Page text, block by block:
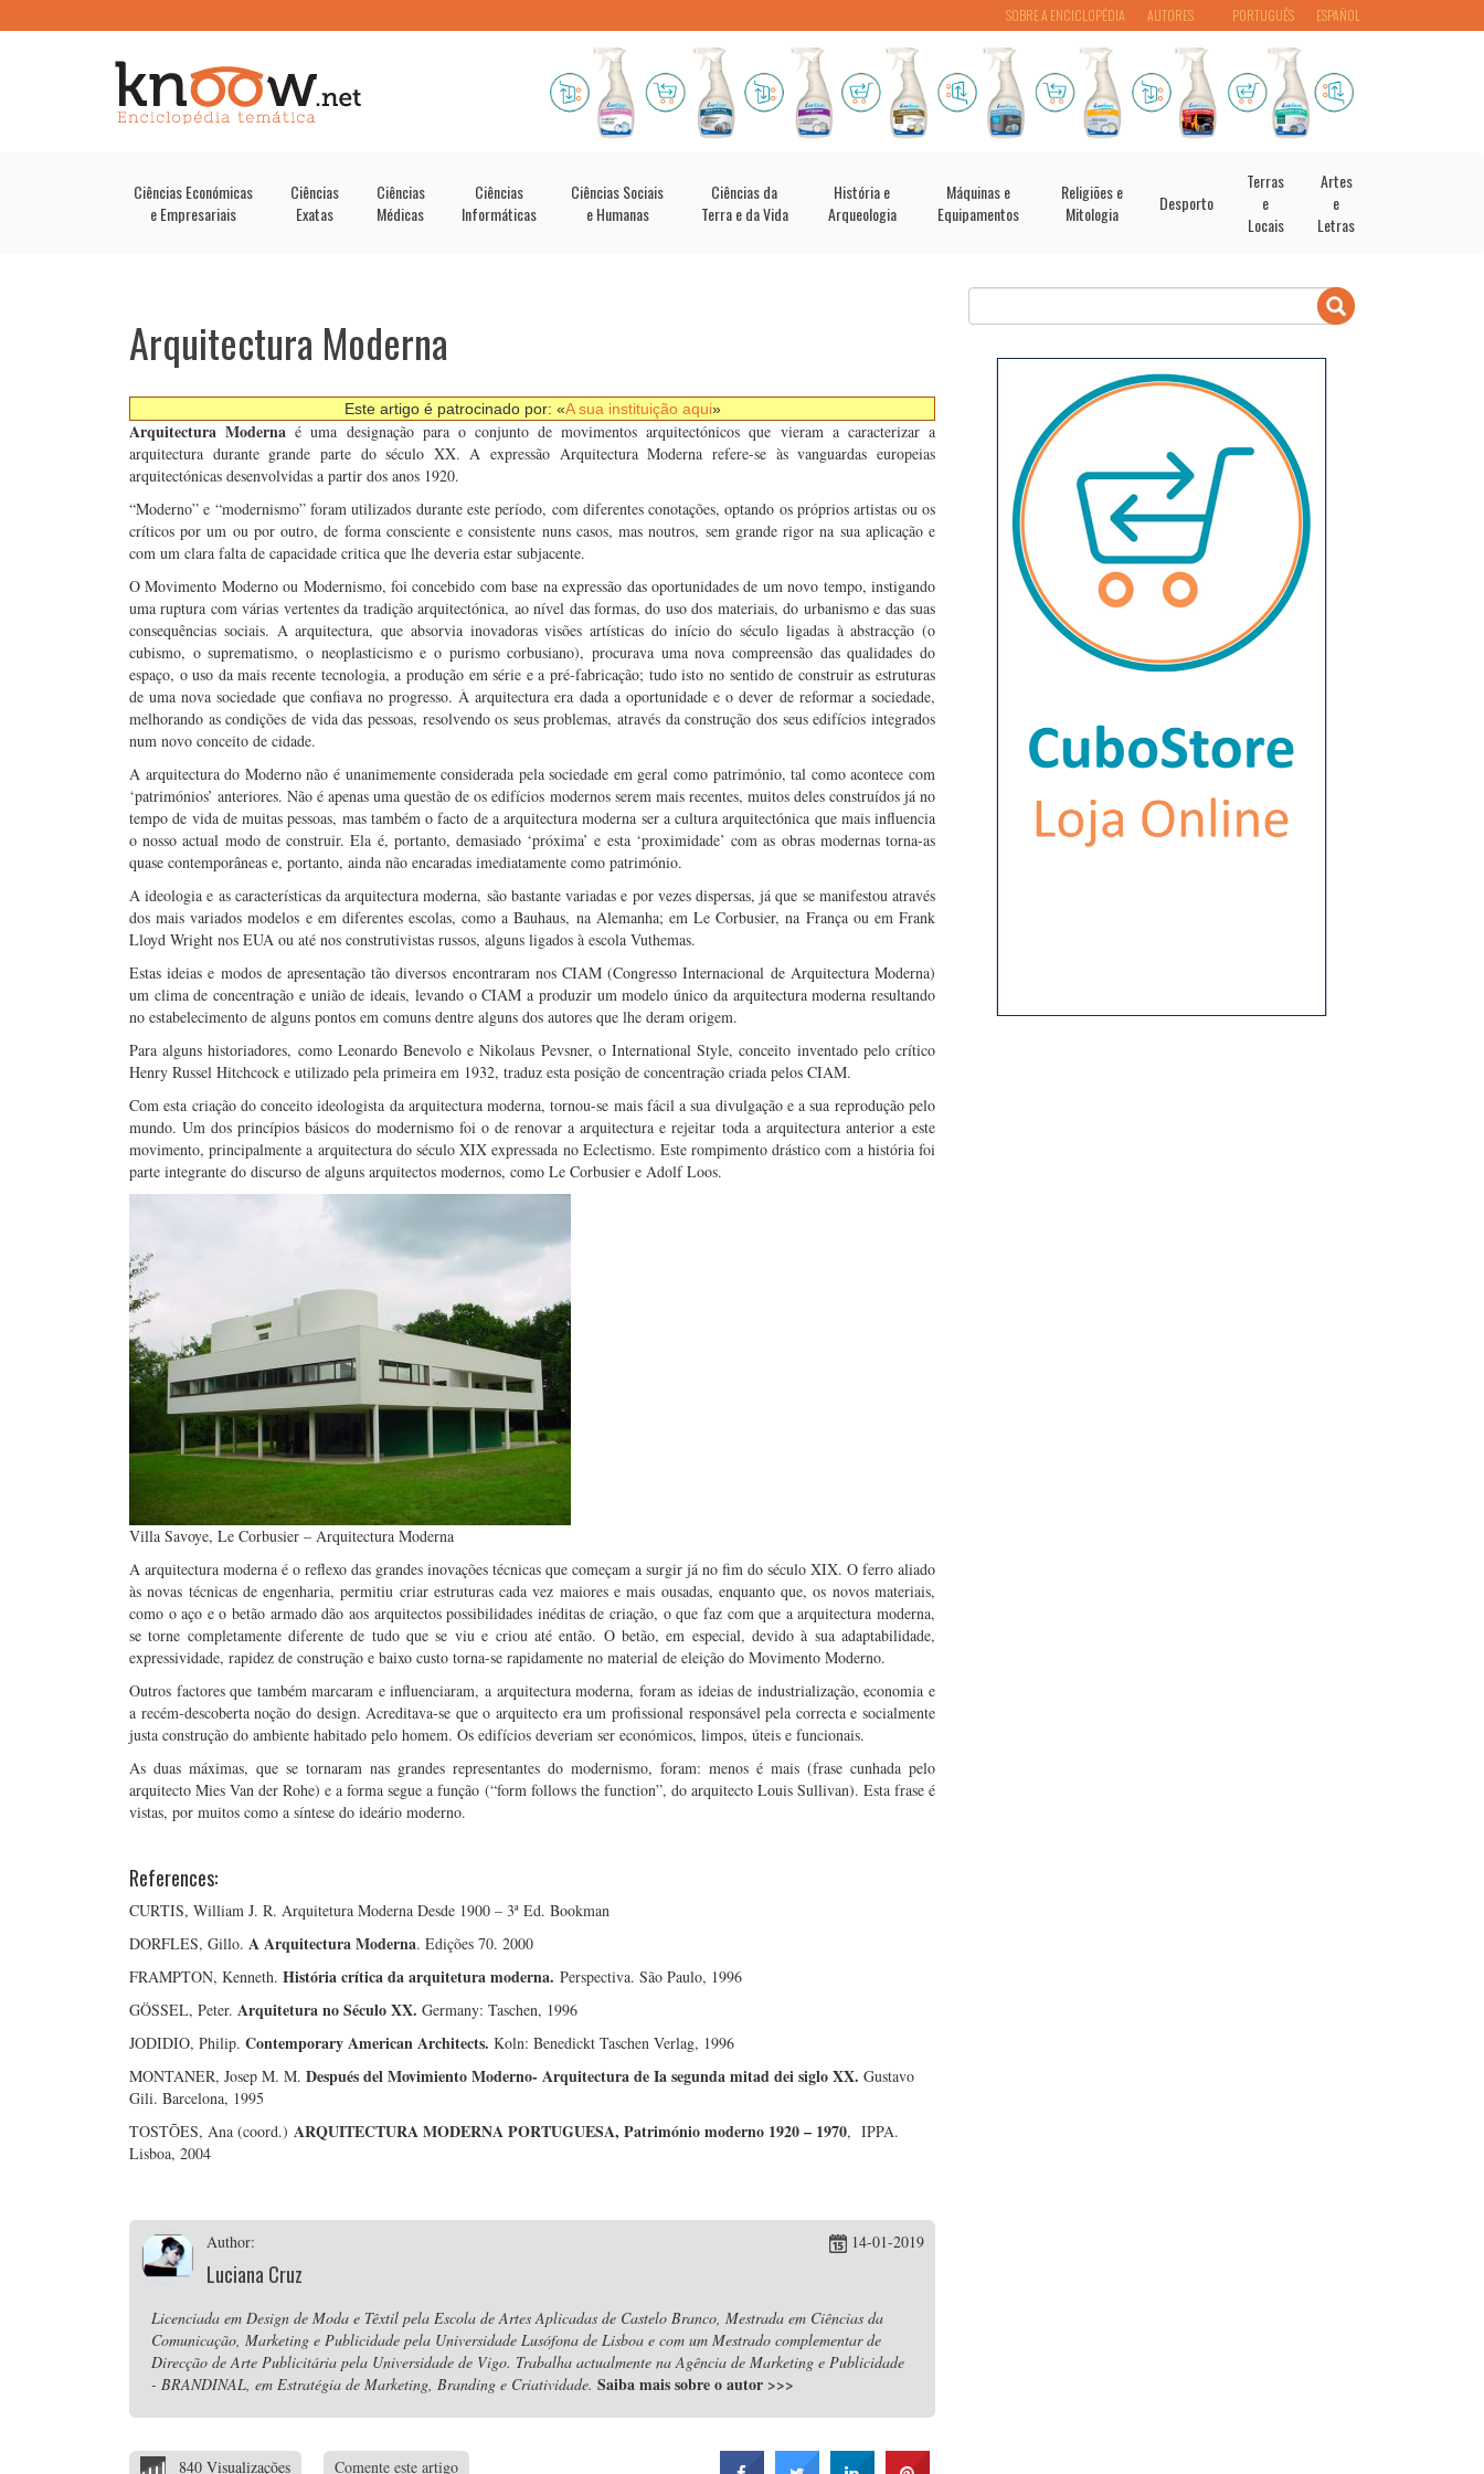
PORTUGUÊS ESPAÑOL
SOBRE A ENCICLOPÉDIA AUTORES
Ciências Económicas
e Empresariais
Ciências
Exatas
Ciências
Médicas
Ciências
Informáticas
Ciências Sociais
e Humanas
Ciências da
Terra e da Vida
História e
Arqueologia
Máquinas e
Equipamentos
Religiões e
Mitologia
Desporto
Terras
e
Locais
Artes
e
Letras
Arquitectura Moderna
Este artigo é patrocinado por: «A sua instituição aqui»
Arquitectura Moderna é uma designação para o conjunto de movimentos arquitectónicos que vieram a caracterizar a
arquitectura durante grande parte do século XX. A expressão Arquitectura Moderna refere-se às vanguardas europeias
arquitectónicas desenvolvidas a partir dos anos 1920.
“Moderno” e “modernismo” foram utilizados durante este período, com diferentes conotações, optando os próprios artistas ou os
críticos por um ou por outro, de forma consciente e consistente nuns casos, mas noutros, sem grande rigor na sua aplicação e
com um clara falta de capacidade critica que lhe deveria estar subjacente.
O Movimento Moderno ou Modernismo, foi concebido com base na expressão das oportunidades de um novo tempo, instigando
uma ruptura com várias vertentes da tradição arquitectónica, ao nível das formas, do uso dos materiais, do urbanismo e das suas
consequências sociais. A arquitectura, que absorvia inovadoras visões artísticas do início do século ligadas à abstracção (o
cubismo, o suprematismo, o neoplasticismo e o purismo corbusiano), procurava uma nova compreensão das qualidades do
espaço, o uso da mais recente tecnologia, a produção em série e a pré-fabricação; tudo isto no sentido de construir as estruturas
de uma nova sociedade que confiava no progresso. À arquitectura era dada a oportunidade e o dever de reformar a sociedade,
melhorando as condições de vida das pessoas, resolvendo os seus problemas, através da construção dos seus edifícios integrados
num novo conceito de cidade.
A arquitectura do Moderno não é unanimemente considerada pela sociedade em geral como património, tal como acontece com
‘patrimónios’ anteriores. Não é apenas uma questão de os edifícios modernos serem mais recentes, muitos deles construídos já no
tempo de vida de muitas pessoas, mas também o facto de a arquitectura moderna ser a cultura arquitectónica que mais influencia
o nosso actual modo de construir. Ela é, portanto, demasiado ‘próxima’ e esta ‘proximidade’ com as obras modernas torna-as
quase contemporâneas e, portanto, ainda não encaradas imediatamente como património.
A ideologia e as características da arquitectura moderna, são bastante variadas e por vezes dispersas, já que se manifestou através
dos mais variados modelos e em diferentes escolas, como a Bauhaus, na Alemanha; em Le Corbusier, na França ou em Frank
Lloyd Wright nos EUA ou até nos construtivistas russos, alguns ligados à escola Vuthemas.
Estas ideias e modos de apresentação tão diversos encontraram nos CIAM (Congresso Internacional de Arquitectura Moderna)
um clima de concentração e união de ideais, levando o CIAM a produzir um modelo único da arquitectura moderna resultando
no estabelecimento de alguns pontos em comuns dentre alguns dos autores que lhe deram origem.
Para alguns historiadores, como Leonardo Benevolo e Nikolaus Pevsner, o International Style, conceito inventado pelo crítico
Henry Russel Hitchcock e utilizado pela primeira em 1932, traduz esta posição de concentração criada pelos CIAM.
Com esta criação do conceito ideologista da arquitectura moderna, tornou-se mais fácil a sua divulgação e a sua reprodução pelo
mundo. Um dos princípios básicos do modernismo foi o de renovar a arquitectura e rejeitar toda a arquitectura anterior a este
movimento, principalmente a arquitectura do século XIX expressada no Eclectismo. Este rompimento drástico com a história foi
parte integrante do discurso de alguns arquitectos modernos, como Le Corbusier e Adolf Loos.
Villa Savoye, Le Corbusier – Arquitectura Moderna
A arquitectura moderna é o reflexo das grandes inovações técnicas que começam a surgir já no fim do século XIX. O ferro aliado
às novas técnicas de engenharia, permitiu criar estruturas cada vez maiores e mais ousadas, enquanto que, os novos materiais,
como o aço e o betão armado dão aos arquitectos possibilidades inéditas de criação, o que faz com que a arquitectura moderna,
se torne completamente diferente de tudo que se viu e criou até então. O betão, em especial, devido à sua adaptabilidade,
expressividade, rapidez de construção e baixo custo torna-se rapidamente no material de eleição do Movimento Moderno.
Outros factores que também marcaram e influenciaram, a arquitectura moderna, foram as ideias de industrialização, economia e
a recém-descoberta noção do design. Acreditava-se que o arquitecto era um profissional responsável pela correcta e socialmente
justa construção do ambiente habitado pelo homem. Os edifícios deveriam ser económicos, limpos, úteis e funcionais.
As duas máximas, que se tornaram nas grandes representantes do modernismo, foram: menos é mais (frase cunhada pelo
arquitecto Mies Van der Rohe) e a forma segue a função (“form follows the function”, do arquitecto Louis Sullivan). Esta frase é
vistas, por muitos como a síntese do ideário moderno.
References:
CURTIS, William J. R. Arquitetura Moderna Desde 1900 – 3ª Ed. Bookman
DORFLES, Gillo. A Arquitectura Moderna. Edições 70. 2000
FRAMPTON, Kenneth. História crítica da arquitetura moderna. Perspectiva. São Paulo, 1996
GÖSSEL, Peter. Arquitetura no Século XX. Germany: Taschen, 1996
JODIDIO, Philip. Contemporary American Architects. Koln: Benedickt Taschen Verlag, 1996
MONTANER, Josep M. M. Después del Movimiento Moderno- Arquitectura de Ia segunda mitad dei siglo XX. Gustavo
Gili. Barcelona, 1995
TOSTÕES, Ana (coord.) ARQUITECTURA MODERNA PORTUGUESA, Património moderno 1920 – 1970, IPPA.
Lisboa, 2004
Author:
Luciana Cruz
14-01-2019
Licenciada em Design de Moda e Têxtil pela Escola de Artes Aplicadas de Castelo Branco, Mestrada em Ciências da
Comunicação, Marketing e Publicidade pela Universidade Lusófona de Lisboa e com um Mestrado complementar de
Direcção de Arte Publicitária pela Universidade de Vigo. Trabalha actualmente na Agência de Marketing e Publicidade
- BRANDINAL, em Estratégia de Marketing, Branding e Criatividade. Saiba mais sobre o autor >>>
840 Visualizações Comente este artigo